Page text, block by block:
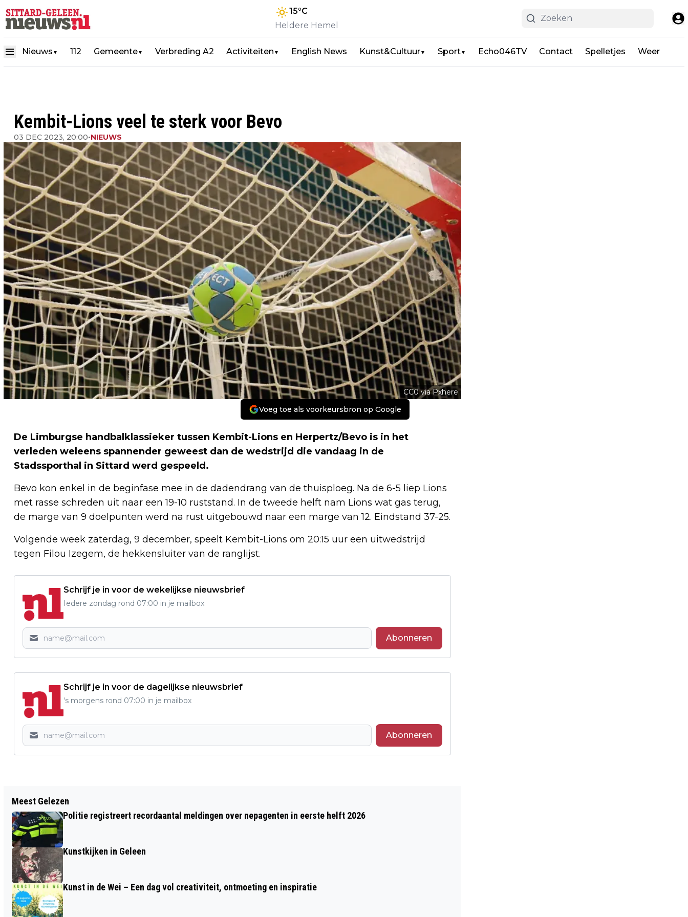
15°C
Heldere Hemel
Nieuws ▼ 112 Gemeente▼ Verbreding A2 Activiteiten ▼ English News Kunst&Cultuur▼ Sport▼ Echo046TV Contact Spelletjes Weer
Kembit-Lions veel te sterk voor Bevo
03 DEC 2023, 20:00•NIEUWS
CC0 via Pxhere
Voeg toe als voorkeursbron op Google
De Limburgse handbalklassieker tussen Kembit-Lions en Herpertz/Bevo is in het
verleden weleens spannender geweest dan de wedstrijd die vandaag in de
Stadssporthal in Sittard werd gespeeld.
Bevo kon enkel in de beginfase mee in de dadendrang van de thuisploeg. Na de 6-5 liep Lions
met rasse schreden uit naar een 19-10 ruststand. In de tweede helft nam Lions wat gas terug,
de marge van 9 doelpunten werd na rust uitgebouwd naar een marge van 12. Eindstand 37-25.
Volgende week zaterdag, 9 december, speelt Kembit-Lions om 20:15 uur een uitwedstrijd
tegen Filou Izegem, de hekkensluiter van de ranglijst.
Schrijf je in voor de wekelijkse nieuwsbrief
Iedere zondag rond 07:00 in je mailbox
Abonneren
Schrijf je in voor de dagelijkse nieuwsbrief
's morgens rond 07:00 in je mailbox
Abonneren
PETITIE TEGEN MEER
Meest Gelezen
Politie registreert recordaantal meldingen over nepagenten in eerste helft 2026
Kunstkijken in Geleen
Kunst in de Wei – Een dag vol creativiteit, ontmoeting en inspiratie